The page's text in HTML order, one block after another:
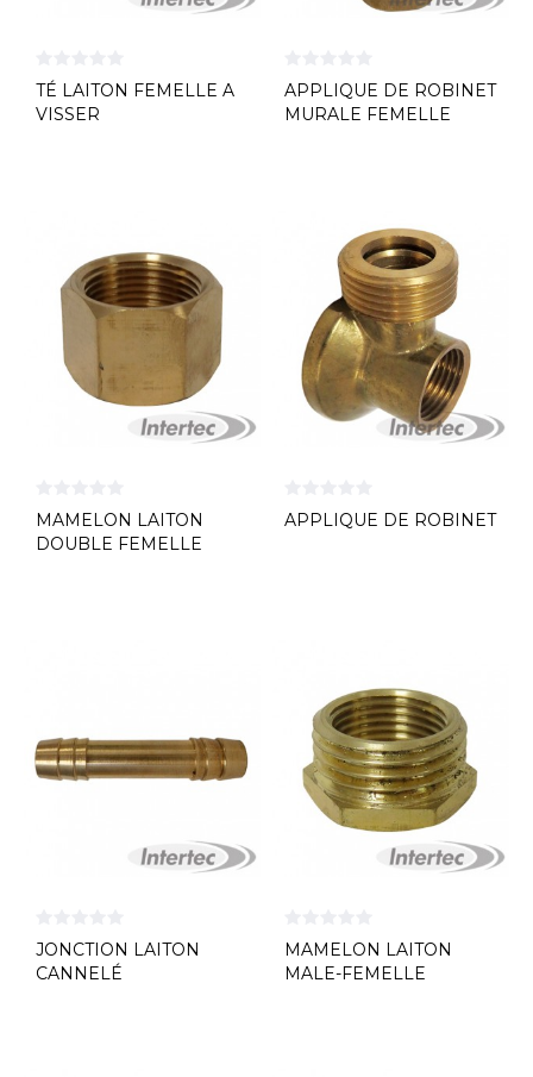
TÉ LAITON FEMELLE A
VISSER
APPLIQUE DE ROBINET
MURALE FEMELLE
MAMELON LAITON
DOUBLE FEMELLE
APPLIQUE DE ROBINET
JONCTION LAITON
CANNELÉ
MAMELON LAITON
MALE-FEMELLE